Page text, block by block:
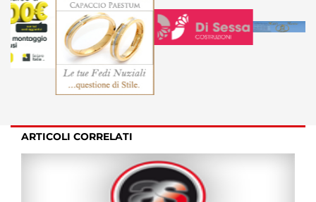
ARTICOLI CORRELATI